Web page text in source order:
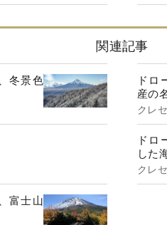
関連記事
冬景色
ドロ
産の
クレ
ドロ
した
クレ
富士山